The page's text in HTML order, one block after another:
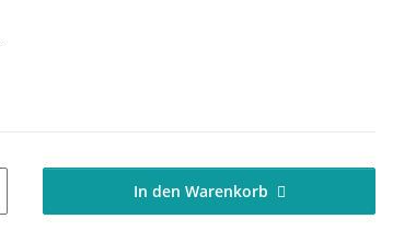
In den Warenkorb